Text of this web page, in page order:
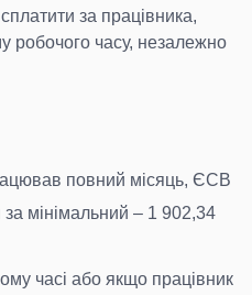
за працівника,
робочого часу, незалежно
повний місяць, ЄСВ
мінімальний – 1 902,34
часі або якщо працівник